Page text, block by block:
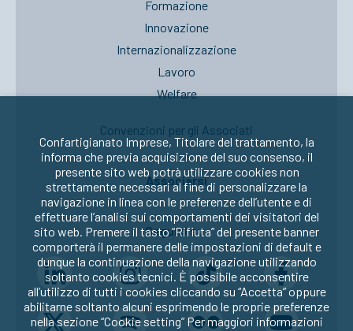
Formazione
Innovazione
Internazionalizzazione
Lavoro
Welfare
Convenzioni per gli Associati
Associarsi
Seguici su:
Confartigianato Imprese, Titolare del trattamento, la
informa che previa acquisizione del suo consenso, il
presente sito web potrà utilizzare cookies non
strettamente necessari al fine di personalizzare la
navigazione in linea con le preferenze dell’utente e di
effettuare l’analisi sui comportamenti dei visitatori del
sito web. Premere il tasto “Rifiuta” del presente banner
comporterà il permanere delle impostazioni di default e
dunque la continuazione della navigazione utilizzando
soltanto cookies tecnici. È possibile acconsentire
all’utilizzo di tutti i cookies cliccando su “Accetta” oppure
abilitarne soltanto alcuni esprimendo le proprie preferenze
nella sezione “Cookie setting” Per maggiori informazioni